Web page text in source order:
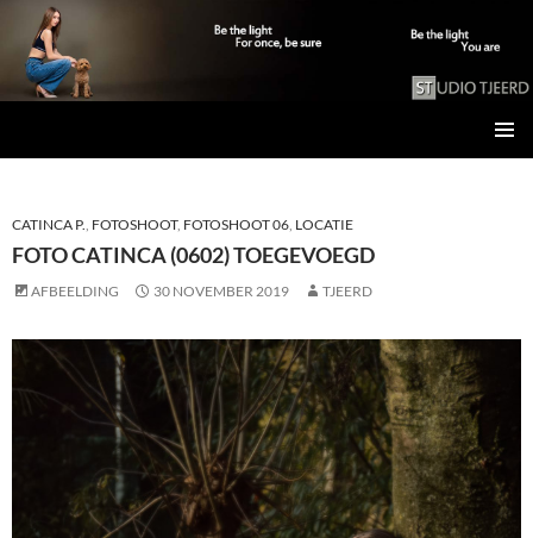
INHOUD
CATINCA P., FOTOSHOOT, FOTOSHOOT 06, LOCATIE
FOTO CATINCA (0602) TOEGEVOEGD
AFBEELDING 30 NOVEMBER 2019 TJEERD